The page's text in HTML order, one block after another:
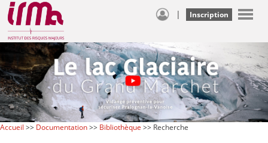
| Inscription
Accueil >> Documentation>> Bibliothèque >> Recherche